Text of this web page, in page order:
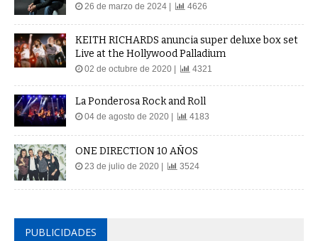
26 de marzo de 2024 | 4626
KEITH RICHARDS anuncia super deluxe box set
Live at the Hollywood Palladium
02 de octubre de 2020 | 4321
La Ponderosa Rock and Roll
04 de agosto de 2020 | 4183
ONE DIRECTION 10 AÑOS
23 de julio de 2020 | 3524
PUBLICIDADES